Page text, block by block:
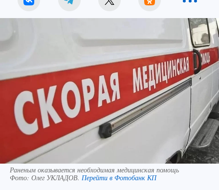
Раненым оказывается необходимая медицинская помощь
Фото: Олег УКЛАДОВ. Перейти в Фотобанк КП